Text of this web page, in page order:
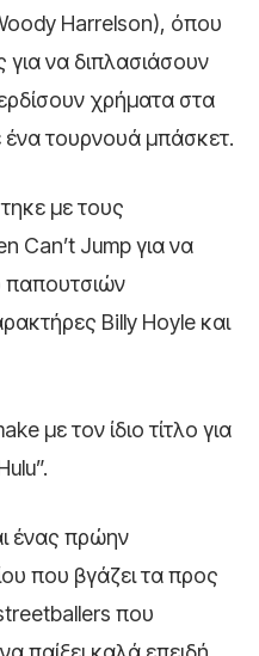
Harrelson), όπου
για να διπλασιάσουν
χρήματα στα
τουρνουά μπάσκετ.
με τους
Can’t Jump για να
παπουτσιών
Billy Hoyle και
με τον ίδιο τίτλο για
ένας πρώην
που βγάζει τα προς
που